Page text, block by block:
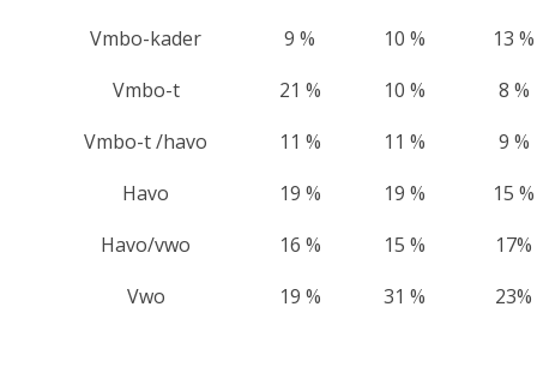
Vmbo-kader
9 % 10 %
13 %
Vmbo-t
21 % 10 %
8 %
Vmbo-t /havo
11 % 11 %
9 %
Havo
19 % 19 %
15 %
Havo/vwo
16 % 15 %
17%
Vwo
19 % 31 % 23%